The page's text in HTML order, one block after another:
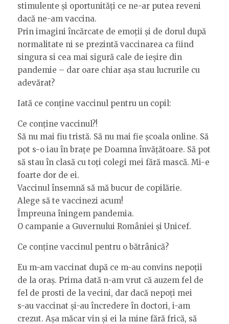
stimulente și oportunități ce ne-ar putea reveni
dacă ne-am vaccina.
Prin imagini încărcate de emoții și de dorul după
normalitate ni se prezintă vaccinarea ca fiind
singura si cea mai sigură cale de ieșire din
pandemie – dar oare chiar așa stau lucrurile cu
adevărat?
Iată ce conține vaccinul pentru un copil:
Ce conține vaccinul?!
Să nu mai fiu tristă. Să nu mai fie școala online. Să
pot s-o iau în brațe pe Doamna învățătoare. Să pot
să stau în clasă cu toți colegi mei fără mască. Mi-e
foarte dor de ei.
Vaccinul însemnă să mă bucur de copilărie.
Alege să te vaccinezi acum!
Împreuna îningem pandemia.
O campanie a Guvernului României și Unicef.
Ce conține vaccinul pentru o bătrânică?
Eu m-am vaccinat după ce m-au convins nepoții
de la oraș. Prima dată n-am vrut că auzem fel de
fel de prosti de la vecini, dar dacă nepoți mei
s-au vaccinat și-au încredere în doctori, i-am
crezut. Așa măcar vin și ei la mine fără frică, să